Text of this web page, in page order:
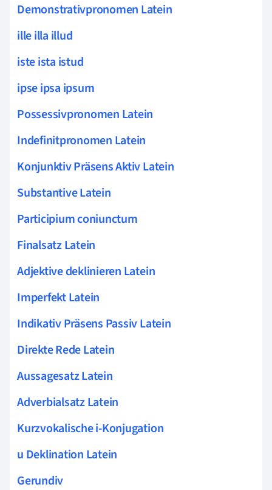
Demonstrativpronomen Latein
ille illa illud
iste ista istud
ipse ipsa ipsum
Possessivpronomen Latein
Indefinitpronomen Latein
Konjunktiv Präsens Aktiv Latein
Substantive Latein
Participium coniunctum
Finalsatz Latein
Adjektive deklinieren Latein
Imperfekt Latein
Indikativ Präsens Passiv Latein
Direkte Rede Latein
Aussagesatz Latein
Adverbialsatz Latein
Kurzvokalische i-Konjugation
u Deklination Latein
Gerundiv